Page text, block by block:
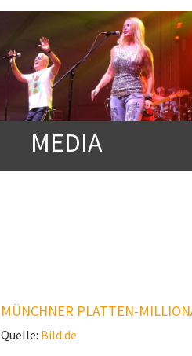
MEDIA
MÜNCHNER PLATTEN-
Quelle: Bild.de